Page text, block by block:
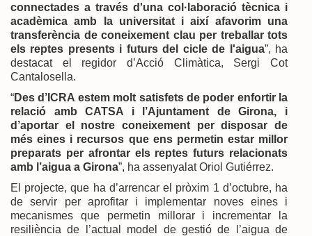
connectades a través d'una col·laboració tècnica i
acadèmica amb la universitat i així afavorim una
transferència de coneixement clau per treballar tots
els reptes presents i futurs del cicle de l'aigua”, ha
destacat el regidor d’Acció Climàtica, Sergi Cot
Cantalosella.
“Des d’ICRA estem molt satisfets de poder enfortir la
relació amb CATSA i l’Ajuntament de Girona, i
d’aportar el nostre coneixement per disposar de
més eines i recursos que ens permetin estar millor
preparats per afrontar els reptes futurs relacionats
amb l’aigua a Girona”, ha assenyalat Oriol Gutiérrez.
El projecte, que ha d’arrencar el pròxim 1 d’octubre, ha
de servir per aprofitar i implementar noves eines i
mecanismes que permetin millorar i incrementar la
resiliència de l’actual model de gestió de l’aigua de